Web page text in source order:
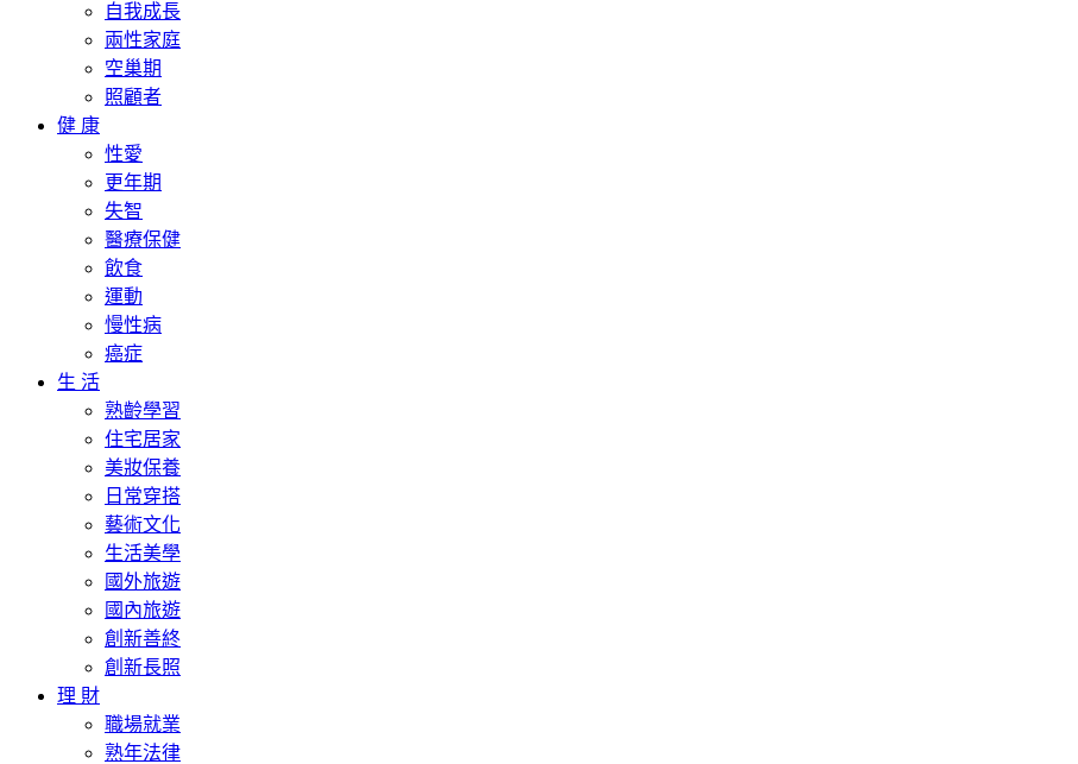
自我成長
兩性家庭
空巢期
照顧者
健 康
性愛
更年期
失智
醫療保健
飲食
運動
慢性病
癌症
生 活
熟齡學習
住宅居家
美妝保養
日常穿搭
藝術文化
生活美學
國外旅遊
國內旅遊
創新善終
創新長照
理 財
職場就業
熟年法律